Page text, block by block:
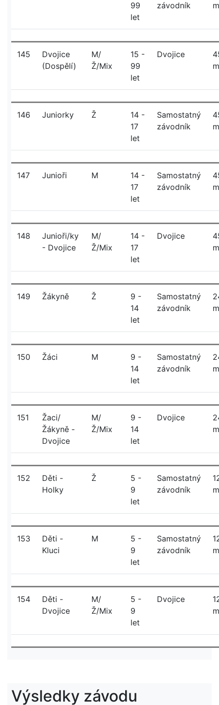
99
let
závodník
m
145
Dvojice
(Dospělí)
M/
Ž/Mix
15 -
99
let
Dvojice
m
146 Juniorky Ž
14 -
17
let
Samostatný
závodník
m
147 Junioři M
14 -
17
let
Samostatný
závodník
m
148
Junioři/ky
- Dvojice
M/
Ž/Mix
14 -
17
let
Dvojice
m
149 Žákyně Ž
9 -
14
let
Samostatný
závodník
m
150 Žáci M
9 -
14
let
Samostatný
závodník
m
151
Žaci/
Žákyně -
Dvojice
M/
Ž/Mix
9 -
14
let
Dvojice
m
152
Děti -
Holky
Ž
5 -
9
let
Samostatný
závodník
m
153
Děti -
Kluci
M
5 -
9
let
Samostatný
závodník
m
154
Děti -
Dvojice
M/
Ž/Mix
5 -
9
let
Dvojice
m
Výsledky závodu